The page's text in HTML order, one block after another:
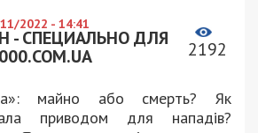
2022 - 14:41
- СПЕЦИАЛЬНО ДЛЯ
2192
майно або смерть? Як
приводом для нападів?